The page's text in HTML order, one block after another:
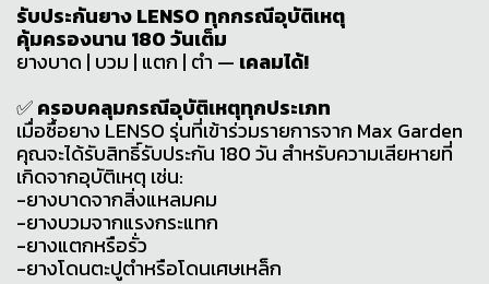
รับประกันยาง LENSO ทุกกรณีอุบัติเหตุ
คุ้มครองนาน 180 วันเต็ม
ยางบาด | บวม | แตก | ตำ — เคลมได้!
✅ครอบคลุมกรณีอุบัติเหตุทุกประเภท
เมื่อซื้อยาง LENSO รุ่นที่เข้าร่วมรายการจาก Max Garden
คุณจะได้รับสิทธิ์รับประกัน 180 วัน สำหรับความเสียหายที่
เกิดจากอุบัติเหตุ เช่น:
-ยางบาดจากสิ่งแหลมคม
-ยางบวมจากแรงกระแทก
-ยางแตกหรือรั่ว
-ยางโดนตะปูตำหรือโดนเศษเหล็ก